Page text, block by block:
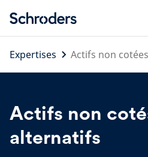
content
Expertises
Actifs non
Actifs non
alternatifs